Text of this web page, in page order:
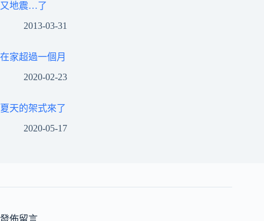
又地震…了
2013-03-31
在家超過一個月
2020-02-23
夏天的架式來了
2020-05-17
發佈留言